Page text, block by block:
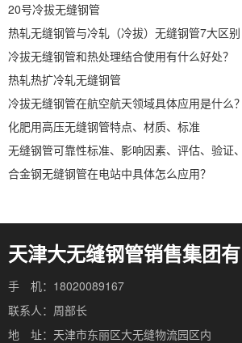
20号冷拔无缝钢管
热轧无缝钢管与冷轧（冷拔）无缝钢管7大区别
冷拔无缝钢管和热处理结合使用有什么好处？
热轧热扩冷轧无缝钢管
冷拔无缝钢管在航空航天领域具体应用是什么？
化肥用高压无缝钢管特点、材质、标准
无缝钢管可靠性标准、影响因素、评估、验证
合金钢无缝钢管在电站中具体怎么应用？
天津大无缝钢管销售集团
手 机：18020089167
联系人：周部长
地 址：天津市东丽区大无缝物流园区内